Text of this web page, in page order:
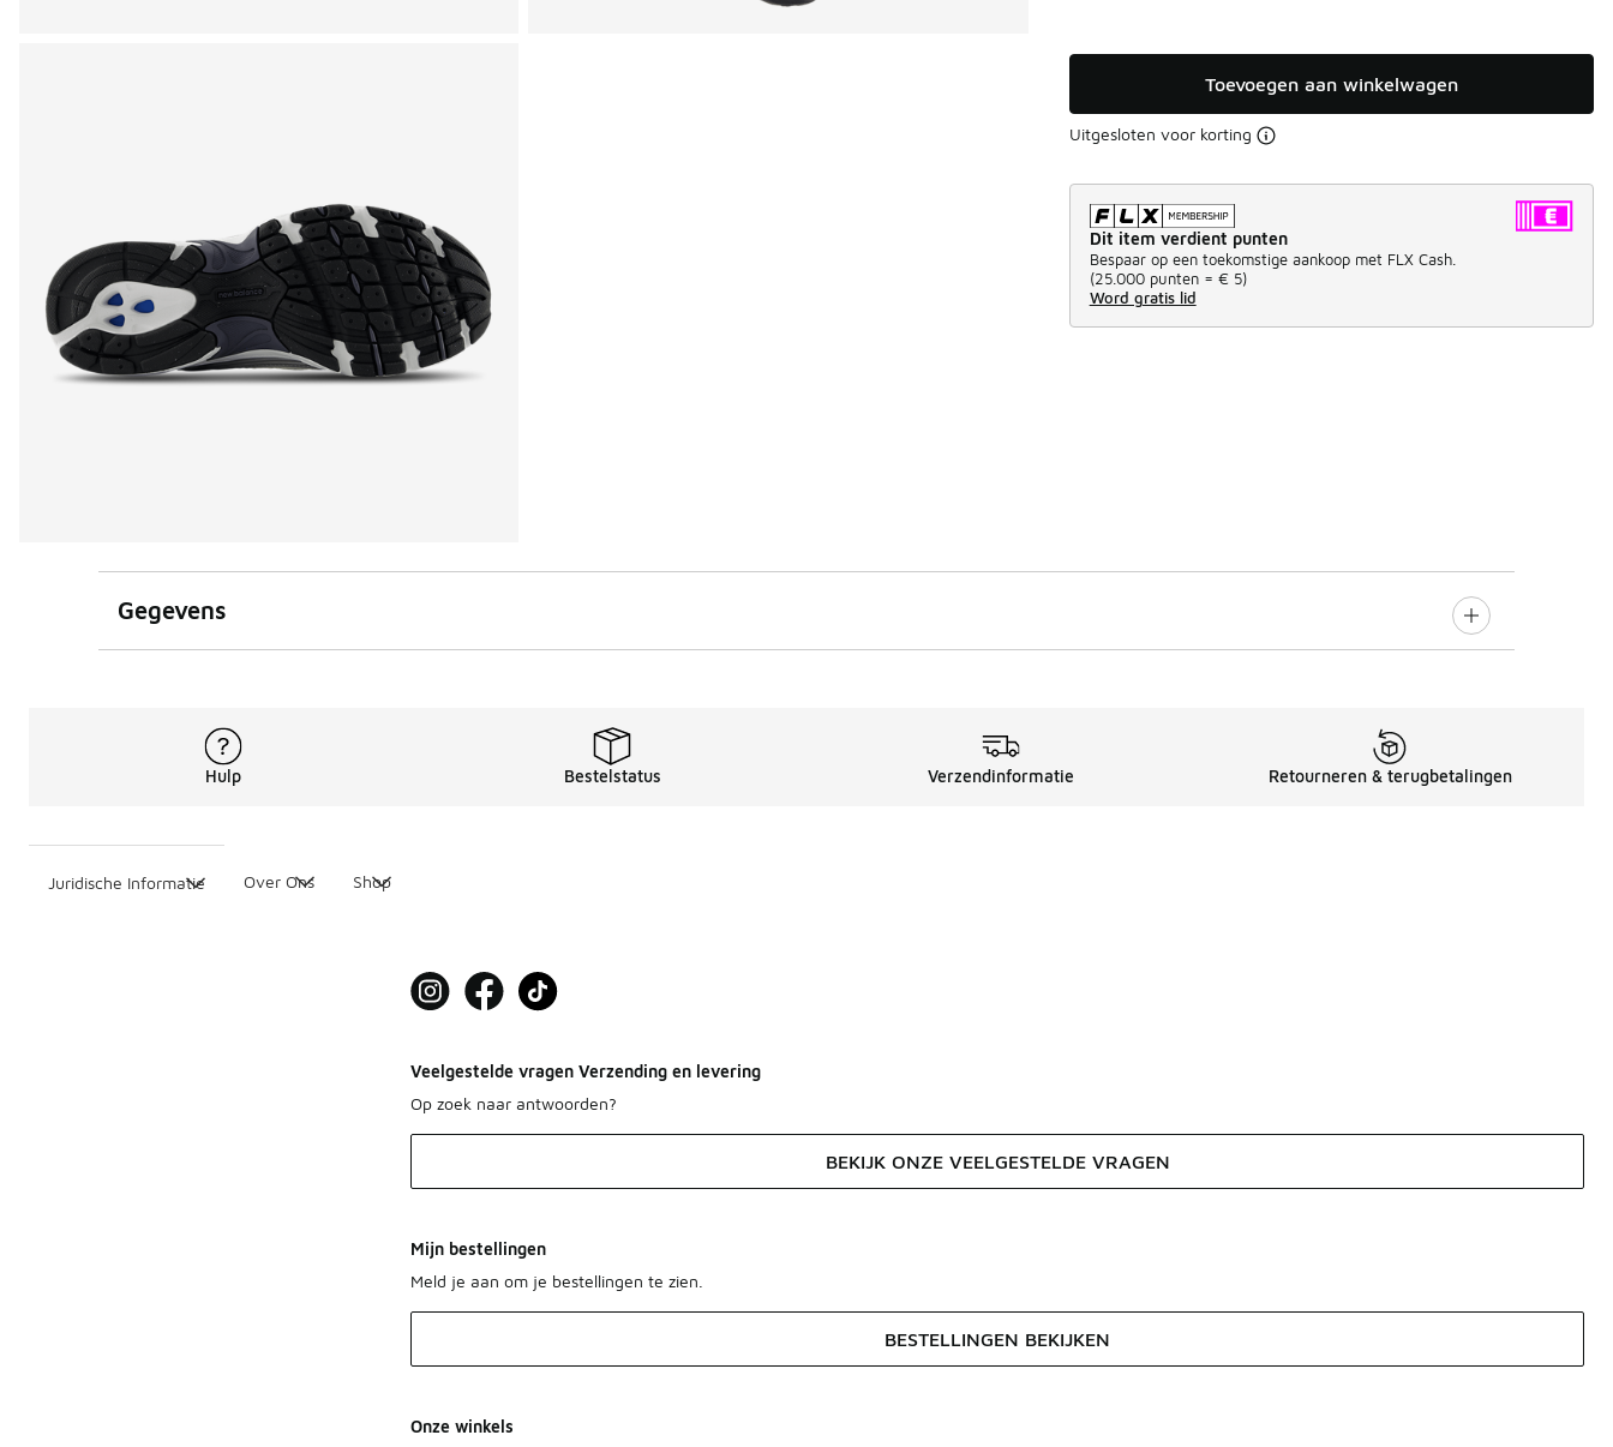
Toevoegen aan winkelwagen
Uitgesloten voor korting
Dit item verdient punten
Bespaar op een toekomstige aankoop met FLX Cash.
(25.000 punten = € 5)
Word gratis lid
Gegevens
Hulp Bestelstatus Verzendinformatie Retourneren & terugbetalingen
Juridische Informatie Over Ons Shop
Veelgestelde vragen Verzending en levering
Op zoek naar antwoorden?
BEKIJK ONZE VEELGESTELDE VRAGEN
Mijn bestellingen
Meld je aan om je bestellingen te zien.
BESTELLINGEN BEKIJKEN
Onze winkels